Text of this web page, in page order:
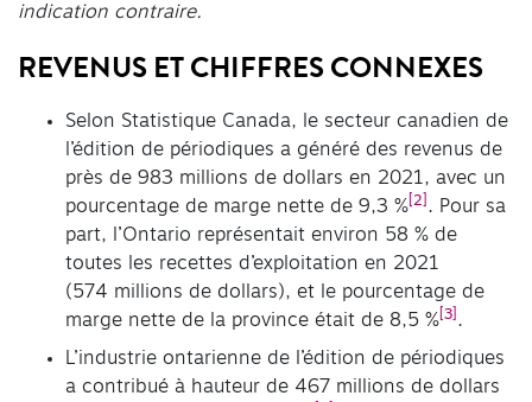
indication contraire.
REVENUS ET CHIFFRES CONNEXES
Selon Statistique Canada, le secteur canadien de
l’édition de périodiques a généré des revenus de
près de 983 millions de dollars en 2021, avec un
pourcentage de marge nette de 9,3 % [2] . Pour sa
part, l’Ontario représentait environ 58 % de
toutes les recettes d’exploitation en 2021
(574 millions de dollars), et le pourcentage de
marge nette de la province était de 8,5 % [3] .
L’industrie ontarienne de l’édition de périodiques
a contribué à hauteur de 467 millions de dollars